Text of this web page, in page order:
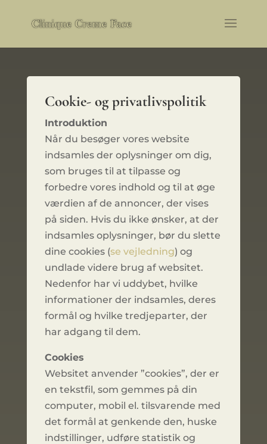
Cookie- og privatlivspolitik
Introduktion
Når du besøger vores website
indsamles der oplysninger om dig,
som bruges til at tilpasse og
forbedre vores indhold og til at øge
værdien af de annoncer, der vises
på siden. Hvis du ikke ønsker, at der
indsamles oplysninger, bør du slette
dine cookies (se vejledning) og
undlade videre brug af websitet.
Nedenfor har vi uddybet, hvilke
informationer der indsamles, deres
formål og hvilke tredjeparter, der
har adgang til dem.
Cookies
Websitet anvender ”cookies”, der er
en tekstfil, som gemmes på din
computer, mobil el. tilsvarende med
det formål at genkende den, huske
indstillinger, udføre statistik og